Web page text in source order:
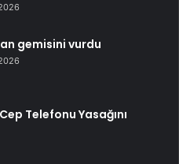
gemisini vurdu
Telefonu Yasağını